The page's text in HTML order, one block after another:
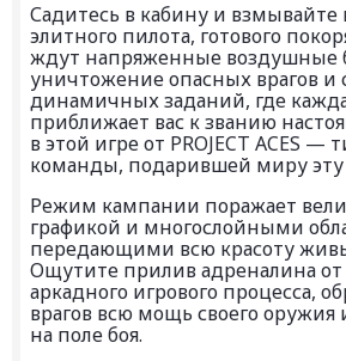
Садитесь в кабину и взмывайте
элитного пилота, готового
ждут напряженные воздушные
уничтожение опасных врагов и
динамичных заданий, где
приближает вас к званию
в этой игре от PROJECT ACES —
команды, подарившей миру эту
Режим кампании поражает
графикой и многослойными
передающими всю красоту
Ощутите прилив адреналина
аркадного игрового процесса,
врагов всю мощь своего
на поле боя.